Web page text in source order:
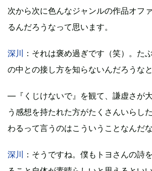
次から次に色んなジャンルの作品オフ
るんだろうなって思います。
深川 ：それは褒め過ぎです（笑）。た
の中との接し方を知らないんだろうなと
―『くじけないで』を観て、謙虚さが
う感想を持たれた方がたくさんいらし
わるって言うのはこういうことなんだ
深川 ：そうですね。僕もトヨさんの詩